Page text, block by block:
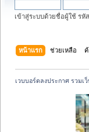
เข้าสู่ระบบด้วยชื่อผู้ใช้ รหั
หน้าแรก ช่วยเหลือ
เวบบอร์ดลงประกาศ รวมเ